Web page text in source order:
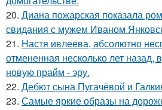
20. Диана пожарская показала
свидания с мужем Иваном
21. Настя ивлеева, абсолютно
отмененная несколько лет назад,
новую прайм - эру.
22. Дебют сына Пугачёвой и
23. Самые яркие образы на